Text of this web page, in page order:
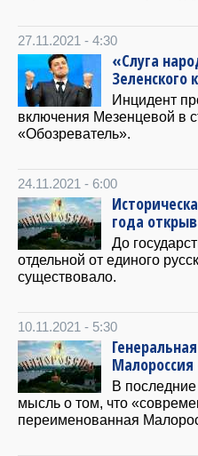
27.11.2021 - 4:30
«Слуга
Инцидент
включения Мезенцевой в
«Обозреватель».
24.11.2021 - 6:00
года
До
отдельной от единого
существовало.
10.11.2021 - 5:30
В
мысль о том, что
переименованная